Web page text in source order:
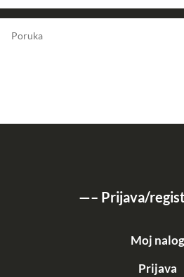
—– Prijava/
Moj nalog
Prijava